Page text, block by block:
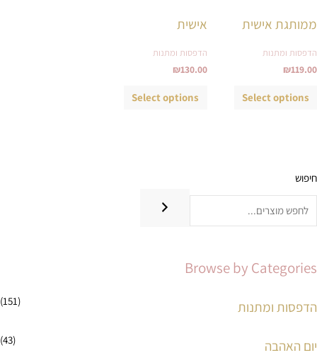
ממותגת אישית
הדפסות ומתנות
₪119.00
Select options
אישית
הדפסות ומתנות
₪130.00
Select options
חיפוש
Browse by Categories
הדפסות ומתנות (151)
יום האהבה (43)
ח
מ
נ